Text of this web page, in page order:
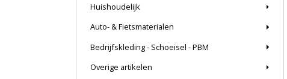
Huishoudelijk
Auto- & Fietsmaterialen
Bedrijfskleding - Schoeisel - PBM
Overige artikelen